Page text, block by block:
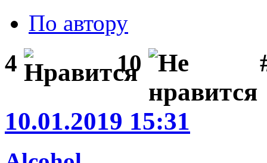
По автору
4 10
10.01.2019 15:31